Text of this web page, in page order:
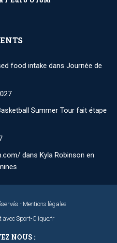
food intake dans Journée de
Summer Tour fait étape
dans Kyla Robinson en
- Mentions légales
avecSport-Clique.fr
NOUS :